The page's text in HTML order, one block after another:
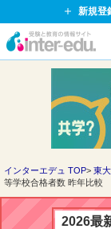
新規登
イ
ド
ッ
ト
インターエデュ TOP 東
等学校合格者数 昨年比較
2026最